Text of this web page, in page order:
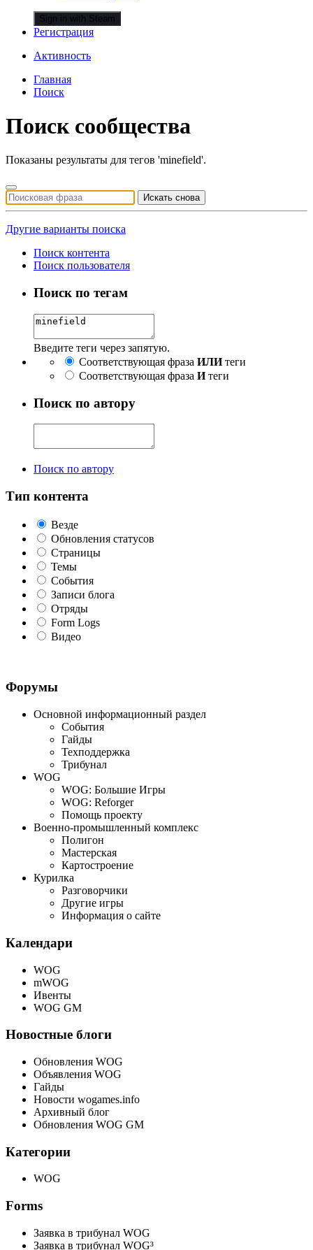
Sign in with Steam
Регистрация
Активность
Главная
Поиск
Поиск сообщества
Показаны результаты для тегов 'minefield'.
Искать снова
Другие варианты поиска
Поиск контента
Поиск пользователя
Поиск по тегам
Введите теги через запятую.
Соответствующая фраза ИЛИтеги
Соответствующая фраза Итеги
Поиск по автору
Поиск по автору
Тип контента
Везде
Обновления статусов
Страницы
Темы
События
Записи блога
Отряды
Form Logs
Видео
Форумы
Основной информационный раздел
События
Гайды
Техподдержка
Трибунал
WOG
WOG: Большие Игры
WOG: Reforger
Помощь проекту
Военно-промышленный комплекс
Полигон
Мастерская
Картостроение
Курилка
Разговорчики
Другие игры
Информация о сайте
Календари
WOG
mWOG
Ивенты
WOG GM
Новостные блоги
Обновления WOG
Объявления WOG
Гайды
Новости wogames.info
Архивный блог
Обновления WOG GM
Категории
WOG
Forms
Заявка в трибунал WOG
Заявка в трибунал WOG³